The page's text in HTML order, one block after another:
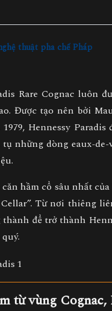
thuật pha chế Pháp
Rare Cognac luôn
. Được tạo nên bởi
Hennessy Paradis
những dòng eaux-de-
hầm cổ sâu nhất
Từ nơi thiêng
thành để trở thành
từ vùng Cognac,